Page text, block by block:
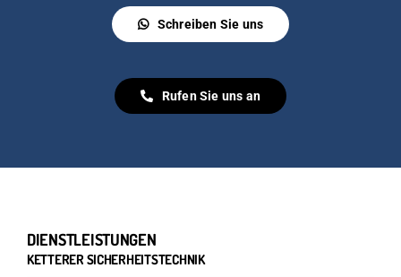
Schreiben Sie uns
Rufen Sie uns an
DIENSTLEISTUNGEN
KETTERER SICHERHEITSTECHNIK